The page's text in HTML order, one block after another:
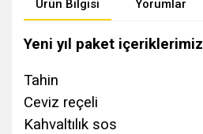
Ürün Bilgisi Yorumlar
Yeni yıl paket içeriklerimiz
Tahin
Ceviz reçeli
Kahvaltılık sos